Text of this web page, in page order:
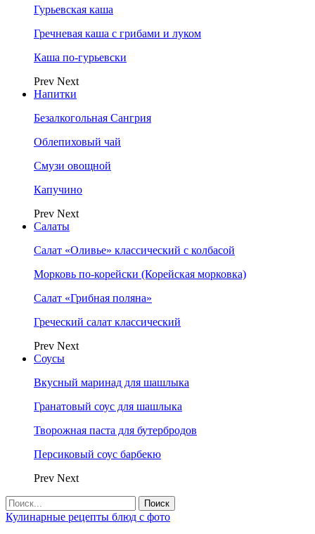
Гурьевская каша
Гречневая каша с грибами и луком
Каша по-гурьевски
Prev Next
Напитки
Безалкогольная Сангрия
Облепиховый чай
Смузи овощной
Капучино
Prev Next
Салаты
Салат «Оливье» классический с колбасой
Морковь по-корейски (Корейская морковка)
Салат «Грибная поляна»
Греческий салат классический
Prev Next
Соусы
Вкусный маринад для шашлыка
Гранатовый соус для шашлыка
Творожная паста для бутербродов
Персиковый соус барбекю
Prev Next
Кулинарные рецепты блюд с фото